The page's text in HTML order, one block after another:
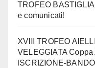
TROFEO
e comunicati!
XVIII TROFEO
VELEGGIATA Coppa
ISCRIZIONE-